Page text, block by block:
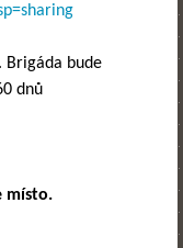
Brigáda bude
dnů
místo.